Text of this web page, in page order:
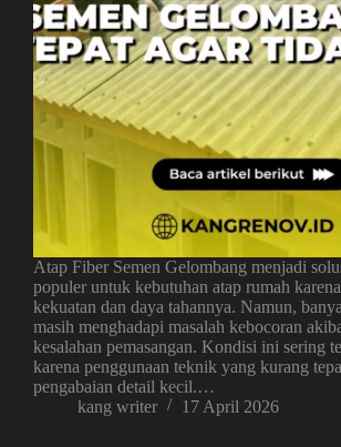
Atap Fiber Semen Gelombang menjadi
populer untuk kebutuhan atap rumah karena
kekuatan dan daya tahannya. Namun,
masih menghadapi masalah kebocoran
kesalahan pemasangan. Kondisi ini sering
karena penggunaan teknik yang kurang
pengabaian detail kecil.…
kang writer
17 April 2026